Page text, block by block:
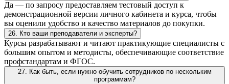
Да — по запросу предоставляем тестовый доступ к
демонстрационной версии личного кабинета и курса, чтобы
вы оценили удобство и качество материалов до покупки.
26. Кто ваши преподаватели и эксперты?
Курсы разрабатывают и читают практикующие специалисты с
большим опытом и методисты, обеспечивающие соответствие
профстандартам и ФГОС.
27. Как быть, если нужно обучить сотрудников по нескольким
программам?